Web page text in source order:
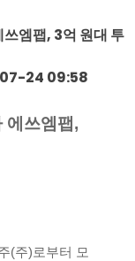
엠팹, 3억 원대 투
24 09:58
에쓰엠팹,
(주)로부터 모